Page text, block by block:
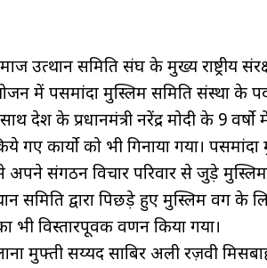
उत्थान समिति संघ के मुख्य राष्ट्रीय
में पसमांदा मुस्लिम समिति संस्था के
देश के प्रधानमंत्री नरेंद्र मोदी के 9
गए कार्यो को भी गिनाया गया।
संगठन विचार परिवार से जुड़े
समिति द्वारा पिछड़े हुए मुस्लिम
भी विस्तारपूर्वक वर्णन किया गया।
मुफ्ती सय्यद साबिर अली रज़वी